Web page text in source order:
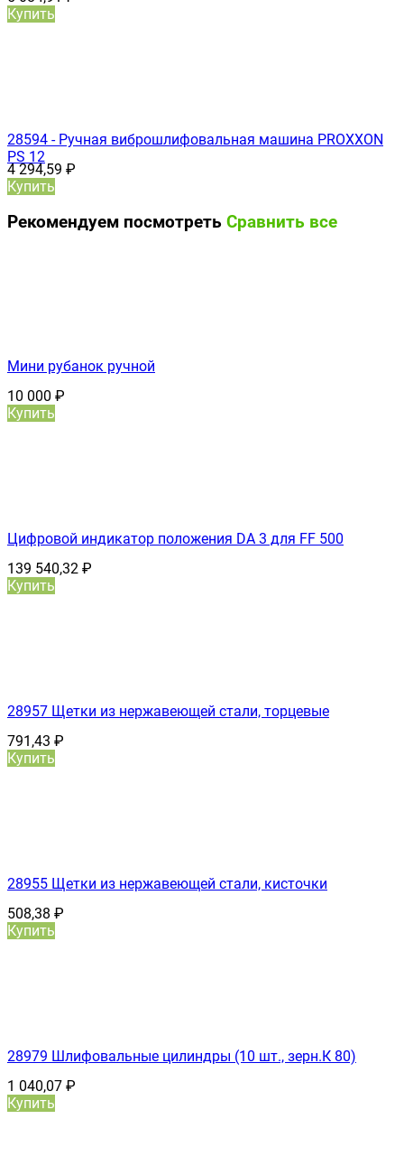
Купить
28594 - Ручная виброшлифовальная машина PROXXON
PS 12
4 294,59 ₽
Купить
Рекомендуем посмотреть Сравнить все
Мини рубанок ручной
10 000 ₽
Купить
Цифровой индикатор положения DA 3 для FF 500
139 540,32 ₽
Купить
28957 Щетки из нержавеющей стали, торцевые
791,43 ₽
Купить
28955 Щетки из нержавеющей стали, кисточки
508,38 ₽
Купить
28979 Шлифовальные цилиндры (10 шт., зерн.К 80)
1 040,07 ₽
Купить